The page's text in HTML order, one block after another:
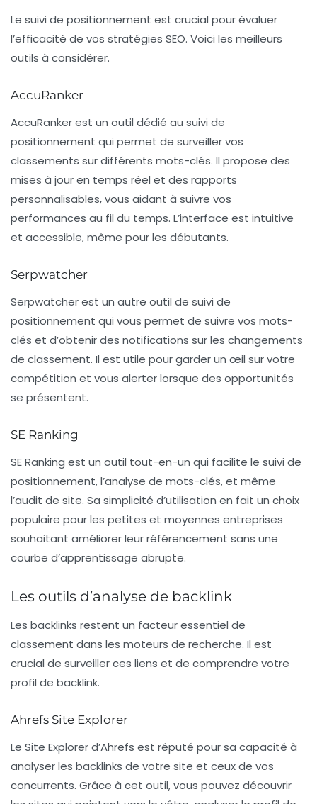
Le suivi de positionnement est crucial pour évaluer
l’efficacité de vos stratégies SEO. Voici les meilleurs
outils à considérer.
AccuRanker
AccuRankerest un outil dédié au suivi de
positionnement qui permet de surveiller vos
classements sur différents mots-clés. Il propose des
mises à jour en temps réel et des rapports
personnalisables, vous aidant à suivre vos
performances au fil du temps. L’interface est intuitive
et accessible, même pour les débutants.
Serpwatcher
Serpwatcherest un autre outil de suivi de
positionnement qui vous permet de suivre vos mots-
clés et d’obtenir des notifications sur les changements
de classement. Il est utile pour garder un œil sur votre
compétition et vous alerter lorsque des opportunités
se présentent.
SE Ranking
SE Ranking est un outil tout-en-un qui facilite le suivi de
positionnement, l’analyse de mots-clés, et même
l’audit de site. Sa simplicité d’utilisation en fait un choix
populaire pour les petites et moyennes entreprises
souhaitant améliorer leur référencement sans une
courbe d’apprentissage abrupte.
Les outils d’analyse de backlink
Les backlinks restent un facteur essentiel de
classement dans les moteurs de recherche. Il est
crucial de surveiller ces liens et de comprendre votre
profil de backlink.
Ahrefs Site Explorer
Le Site Explorerd’Ahrefs est réputé pour sa capacité à
analyser les backlinks de votre site et ceux de vos
concurrents. Grâce à cet outil, vous pouvez découvrir